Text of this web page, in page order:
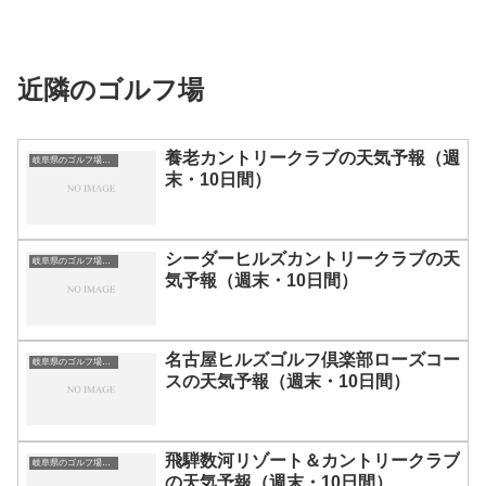
近隣のゴルフ場
岐阜県のゴルフ場一覧｜距離が長い・広いゴルフ場ランキング
養老カントリークラブの天気予報（週
末・10日間）
岐阜県のゴルフ場一覧｜距離が長い・広いゴルフ場ランキング
シーダーヒルズカントリークラブの天
気予報（週末・10日間）
岐阜県のゴルフ場一覧｜距離が長い・広いゴルフ場ランキング
名古屋ヒルズゴルフ倶楽部ローズコー
スの天気予報（週末・10日間）
岐阜県のゴルフ場一覧｜距離が長い・広いゴルフ場ランキング
飛騨数河リゾート＆カントリークラブ
の天気予報（週末・10日間）